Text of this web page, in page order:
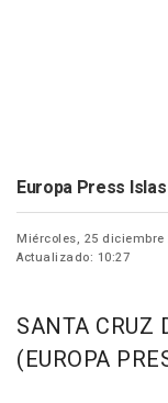
Europa Press
Miércoles, 25 diciembre
Actualizado: 10:27
SANTA CRUZ
(EUROPA